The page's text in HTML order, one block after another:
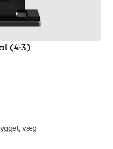
(4:3)
væg